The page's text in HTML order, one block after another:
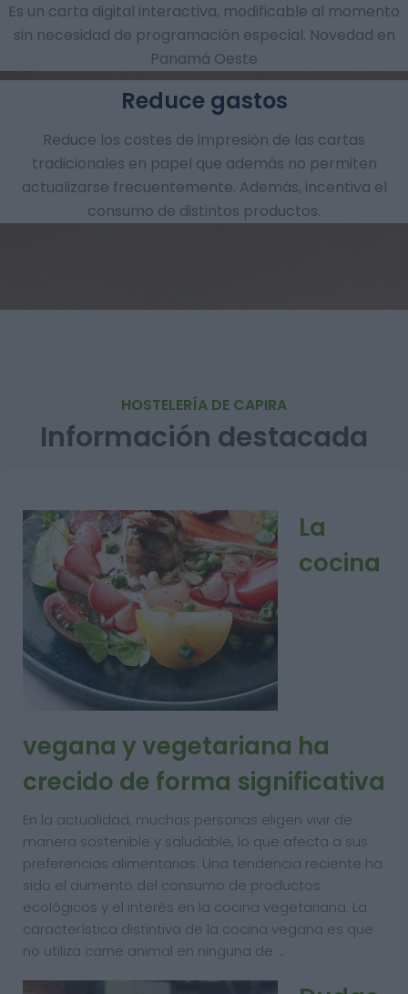
Es un carta digital interactiva, modificable al momento
sin necesidad de programación especial. Novedad en
Panamá Oeste
Reduce los costes de impresión de las cartas
tradicionales en papel que además no permiten
actualizarse frecuentemente. Además, incentiva el
consumo de distintos productos.
Reduce gastos
HOSTELERÍA DE CAPIRA
Información destacada
La
cocina
vegana y vegetariana ha
crecido de forma significativa
En la actualidad, muchas personas eligen vivir de
manera sostenible y saludable, lo que afecta a sus
preferencias alimentarias. Una tendencia reciente ha
sido el aumento del consumo de productos
ecológicos y el interés en la cocina vegetariana. La
característica distintiva de la cocina vegana es que
no utiliza carne animal en ninguna de …